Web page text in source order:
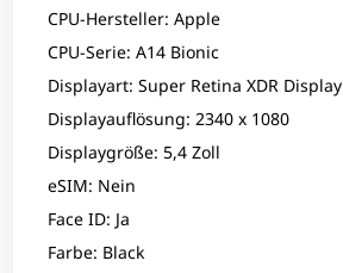
CPU-Hersteller: Apple
CPU-Serie: A14 Bionic
Displayart: Super Retina XDR Display
Displayauflösung: 2340 x 1080
Displaygröße: 5,4 Zoll
eSIM: Nein
Face ID: Ja
Farbe: Black